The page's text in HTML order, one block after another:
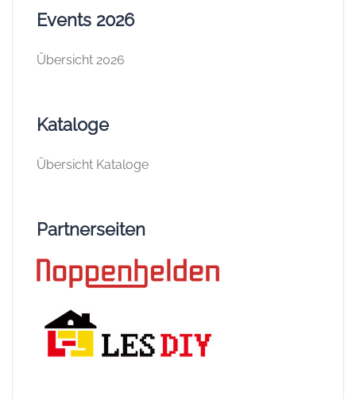
Events 2026
Übersicht 2026
Kataloge
Übersicht Kataloge
Partnerseiten